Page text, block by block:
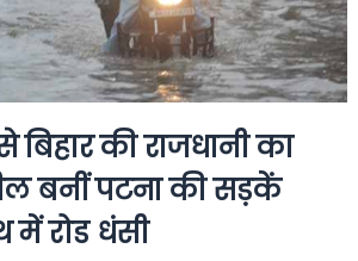
बिहार की राजधानी का
बनीं पटना की सड़कें
रोड धंसी